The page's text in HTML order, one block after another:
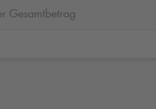
Gesamtbetrag